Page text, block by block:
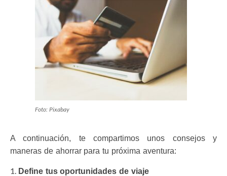
Foto: Pixabay
A continuación, te compartimos unos consejos y
maneras de ahorrar para tu próxima aventura:
Define tus oportunidades de viaje